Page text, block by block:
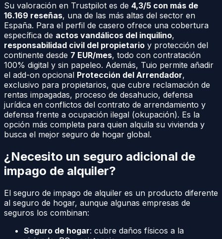
Su valoración en Trustpilot es de 4,3/5 con más de
16.169 reseñas, una de las más altas del sector en
España. Para el perfil de casero ofrece una cobertura
específica de actos vandálicos del inquilino,
responsabilidad civil del propietario y protección del
continente desde 7 EUR/mes, todo con contratación
100% digital y sin papeleo. Además, Tuio permite añadir
el add-on opcional Protección del Arrendador,
exclusivo para propietarios, que cubre reclamación de
rentas impagadas, proceso de desahucio, defensa
jurídica en conflictos del contrato de arrendamiento y
defensa frente a ocupación ilegal (okupación). Es la
opción más completa para quien alquila su vivienda y
busca el mejor seguro de hogar global.
¿Necesito un seguro adicional de
impago de alquiler?
El seguro de impago de alquiler es un producto diferente
al seguro de hogar, aunque algunas empresas de
seguros los combinan:
Seguro de hogar: cubre daños físicos a la